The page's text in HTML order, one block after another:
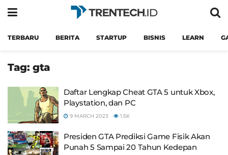
TERBARU BERITA STARTUP BISNIS LEARN
Tag: gta
Daftar Lengkap Cheat GTA 5 untuk Xbox,
Playstation, dan PC
9 MARCH 2023 1.5K
Presiden GTA Prediksi Game Fisik Akan
Punah 5 Sampai 20 Tahun Kedepan